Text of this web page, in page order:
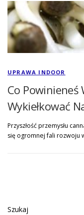
UPRAWA INDOOR
Co Powinieneś
Wykiełkować
Przyszłość przemysłu
się ogromnej fali rozwoju
Szukaj